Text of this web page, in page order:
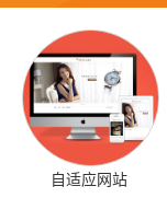
自适应网站